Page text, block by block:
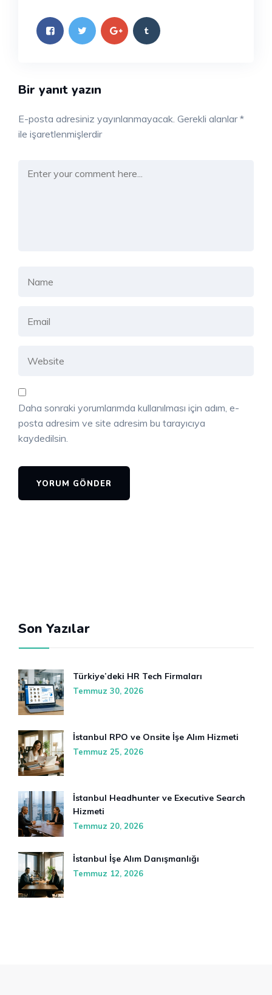
Bir yanıt yazın
E-posta adresiniz yayınlanmayacak. Gerekli alanlar*
ile işaretlenmişlerdir
Daha sonraki yorumlarımda kullanılması için adım, e-
posta adresim ve site adresim bu tarayıcıya
kaydedilsin.
Son Yazılar
Türkiye’deki HR Tech Firmaları
Temmuz 30, 2026
İstanbul RPO ve Onsite İşe Alım Hizmeti
Temmuz 25, 2026
İstanbul Headhunter ve Executive Search
Hizmeti
Temmuz 20, 2026
İstanbul İşe Alım Danışmanlığı
Temmuz 12, 2026